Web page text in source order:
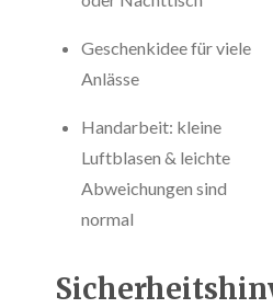
Geschenkidee für viele
Anlässe
Handarbeit: kleine
Luftblasen & leichte
Abweichungen sind
normal